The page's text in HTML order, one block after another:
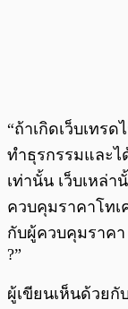
“ถ้าเกิดเว็บเทร
ทำธุรกรรมและไ
เท่านั้น เว็บเหล่
ควบคุมราคาโท
กับผู้ควบคุมราค
?”
ผู้เขียนเห็นด้วยกั